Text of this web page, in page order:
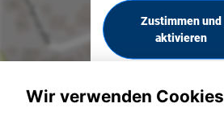
Zustimmen und
aktivieren
Wir verwenden Cookies